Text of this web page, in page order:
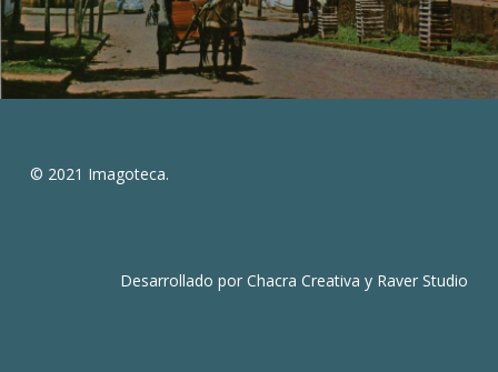
© 2021 Imagoteca.
Desarrollado porChacra Creativa y Raver Studio